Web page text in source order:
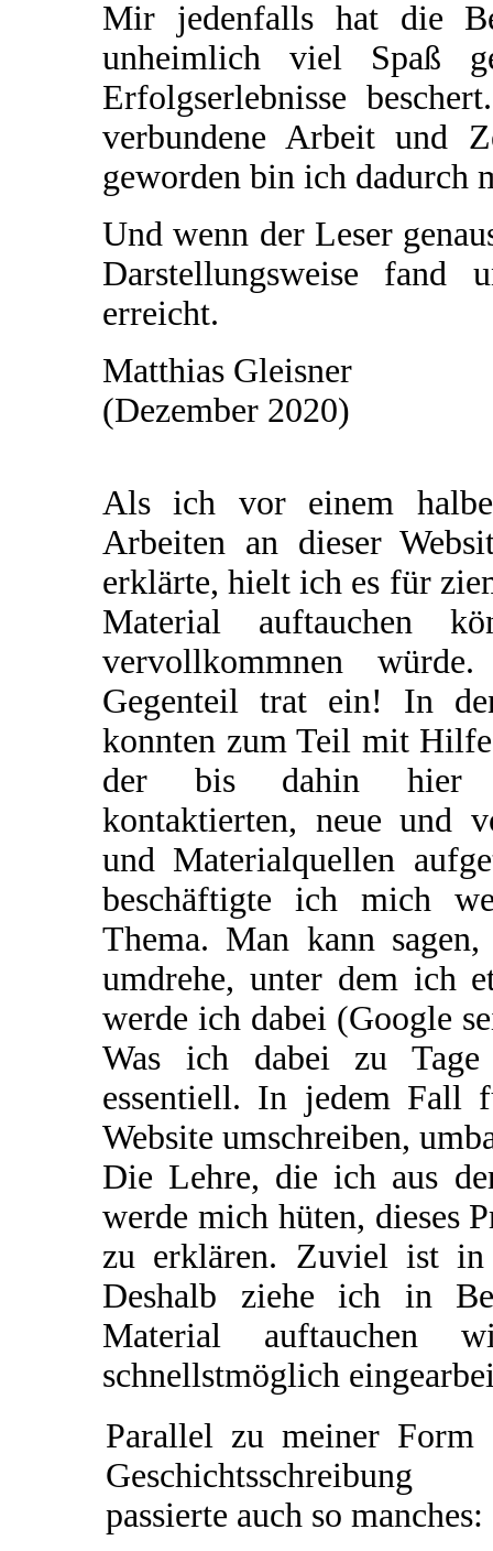
Mir jedenfalls hat die
unheimlich viel Spaß
Erfolgserlebnisse
verbundene Arbeit und
geworden bin ich dadurch
Und wenn der Leser
Darstellungsweise
erreicht.
Matthias Gleisner
(Dezember 2020)
Als ich vor einem
Arbeiten an dieser
erklärte, hielt ich es für
Material auftauchen
vervollkommnen
Gegenteil trat ein! In
konnten zum Teil mit
der bis dahin hier
kontaktierten, neue und
und Materialquellen
beschäftigte ich mich
Thema. Man kann
umdrehe, unter dem ich
werde ich dabei (Google
Was ich dabei zu
essentiell. In jedem Fall
Website umschreiben,
Die Lehre, die ich aus
werde mich hüten, dieses
zu erklären. Zuviel ist in
Deshalb ziehe ich in
Material auftauchen
schnellstmöglich
Parallel zu meiner Form
Geschichtsschreibung
passierte auch so manches: